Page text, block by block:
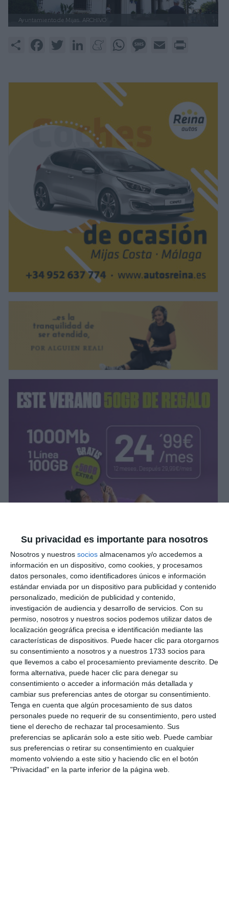
Su privacidad es importante para nosotros
Nosotros y nuestros socios almacenamos y/o accedemos a
información en un dispositivo, como cookies, y procesamos
datos personales, como identificadores únicos e información
estándar enviada por un dispositivo para publicidad y contenido
personalizado, medición de publicidad y contenido,
investigación de audiencia y desarrollo de servicios. Con su
permiso, nosotros y nuestros socios podemos utilizar datos de
localización geográfica precisa e identificación mediante las
características de dispositivos. Puede hacer clic para otorgarnos
su consentimiento a nosotros y a nuestros 1733 socios para
que llevemos a cabo el procesamiento previamente descrito. De
forma alternativa, puede hacer clic para denegar su
consentimiento o acceder a información más detallada y
cambiar sus preferencias antes de otorgar su consentimiento.
Tenga en cuenta que algún procesamiento de sus datos
personales puede no requerir de su consentimiento, pero usted
tiene el derecho de rechazar tal procesamiento. Sus
preferencias se aplicarán solo a este sitio web. Puede cambiar
sus preferencias o retirar su consentimiento en cualquier
momento volviendo a este sitio y haciendo clic en el botón
"Privacidad" en la parte inferior de la página web.
Ayuntamiento de Mijas. ARCHIVO
Share FacebookTwitter LinkedInMeneameWhatsAppMessage
Email